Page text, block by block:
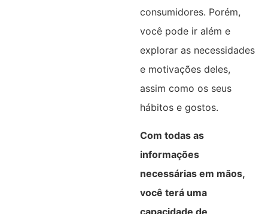
consumidores. Porém,
você pode ir além e
explorar as necessidades
e motivações deles,
assim como os seus
hábitos e gostos.
Com todas as
informações
necessárias em mãos,
você terá uma
capacidade de